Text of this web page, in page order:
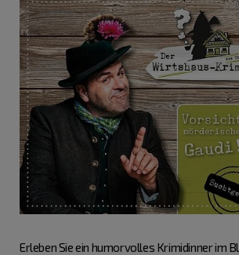
Erleben Sie ein humorvolles Krimidinner im